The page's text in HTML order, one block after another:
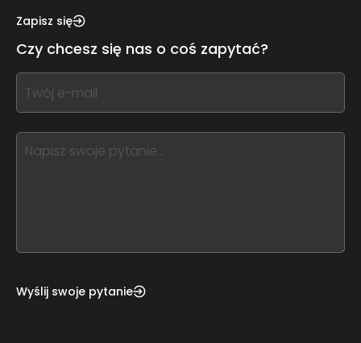
this,
this
form
field
blank
Zapisz się
Czy chcesz się nas o coś zapytać?
If
you
this,
leave
Wyślij swoje pytanie